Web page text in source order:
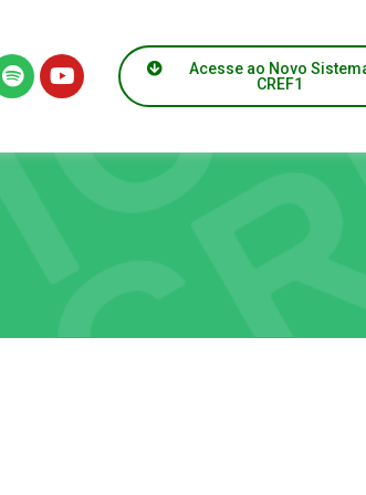
Acesse ao Novo
CREF1